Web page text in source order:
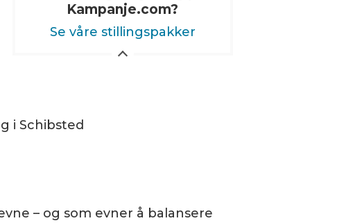
Kampanje.com?
Se våre stillingspakker
i Schibsted
– og som evner å balansere